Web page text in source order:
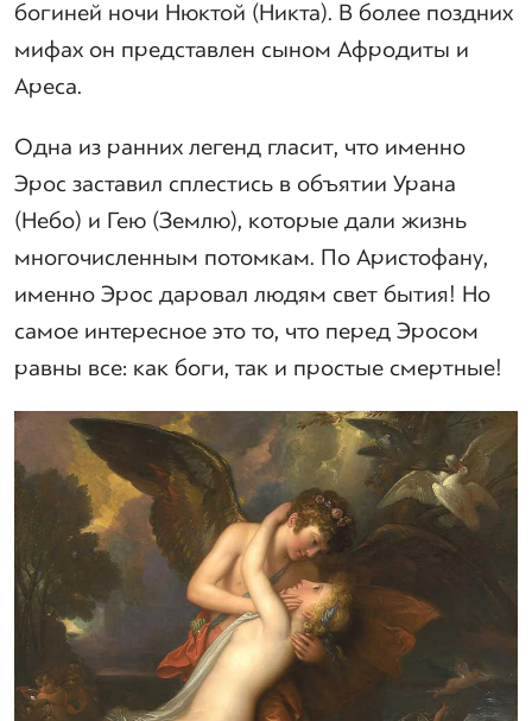
богиней ночи Нюктой (Никта). В более поздних
мифах он представлен сыном Афродиты и
Ареса.
Одна из ранних легенд гласит, что именно
Эрос заставил сплестись в объятии Урана
(Небо) и Гею (Землю), которые дали жизнь
многочисленным потомкам. По Аристофану,
именно Эрос даровал людям свет бытия! Но
самое интересное это то, что перед Эросом
равны все: как боги, так и простые смертные!